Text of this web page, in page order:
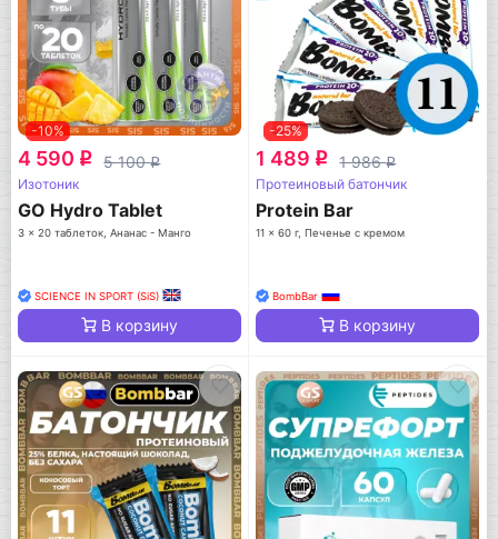
-10%
4 590 q 5 100q
Изотоник
GO Hydro Tablet
3 x 20 таблеток, Ананас - Манго
SCIENCE IN SPORT (SiS)
В корзину
-25%
1 489 q 1 986q
Протеиновый батончик
Protein Bar
11 x 60 г, Печенье с кремом
BombBar
В корзину